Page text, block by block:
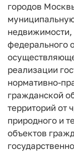
городов
федерального
реализации
нормативно-
гражданской
территорий от
природного и
объектов